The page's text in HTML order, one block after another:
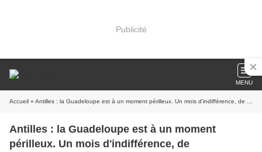
Publicité
MENU
Accueil » Antilles : la Guadeloupe est à un moment périlleux. Un mois d'indifférence, de pourrissement, de manoeuvres et de maladresses
Antilles : la Guadeloupe est à un moment
périlleux. Un mois d'indifférence, de